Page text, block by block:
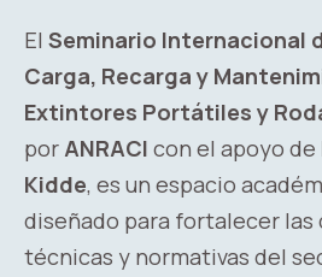
El Seminario Internacional
Carga, Recarga y
Extintores Portátiles y
por ANRACI con el apoyo de
Kidde, es un espacio
diseñado para fortalecer
técnicas y normativas del